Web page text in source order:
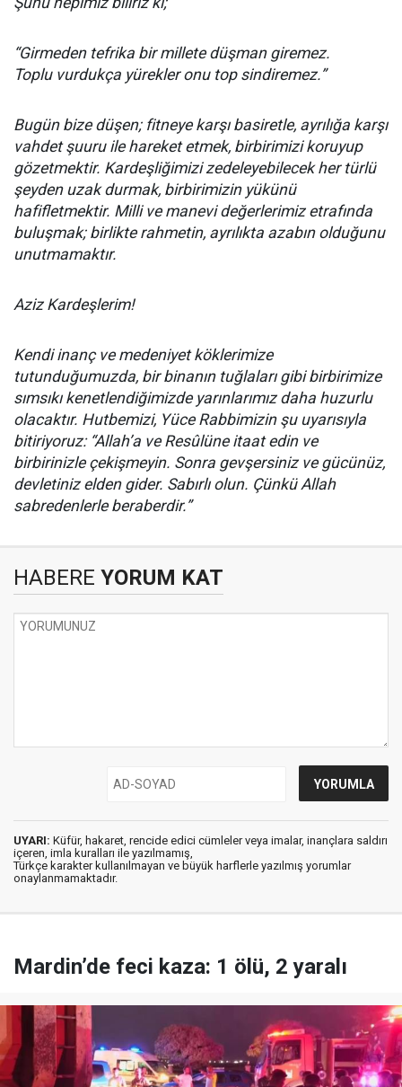
“Girmeden tefrika bir millete düşman giremez.
Toplu vurdukça yürekler onu top sindiremez.”
Bugün bize düşen; fitneye karşı basiretle, ayrılığa karşı
vahdet şuuru ile hareket etmek, birbirimizi koruyup
gözetmektir. Kardeşliğimizi zedeleyebilecek her türlü
şeyden uzak durmak, birbirimizin yükünü
hafifletmektir. Milli ve manevi değerlerimiz etrafında
buluşmak; birlikte rahmetin, ayrılıkta azabın olduğunu
unutmamaktır.
Aziz Kardeşlerim!
Kendi inanç ve medeniyet köklerimize
tutunduğumuzda, bir binanın tuğlaları gibi birbirimize
sımsıkı kenetlendiğimizde yarınlarımız daha huzurlu
olacaktır. Hutbemizi, Yüce Rabbimizin şu uyarısıyla
bitiriyoruz: “Allah’a ve Resûlüne itaat edin ve
birbirinizle çekişmeyin. Sonra gevşersiniz ve gücünüz,
devletiniz elden gider. Sabırlı olun. Çünkü Allah
sabredenlerle beraberdir.”
HABERE YORUM KAT
UYARI: Küfür, hakaret, rencide edici cümleler veya imalar, inançlara saldırı
içeren, imla kuralları ile yazılmamış,
Türkçe karakter kullanılmayan ve büyük harflerle yazılmış yorumlar
onaylanmamaktadır.
Mardin’de feci kaza: 1 ölü, 2 yaralı